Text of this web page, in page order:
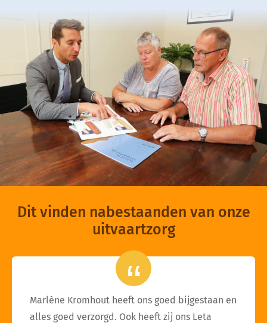
Dit vinden nabestaanden van onze
uitvaartzorg
Marlène Kromhout heeft ons goed bijgestaan en
alles goed verzorgd. Ook heeft zij ons Leta